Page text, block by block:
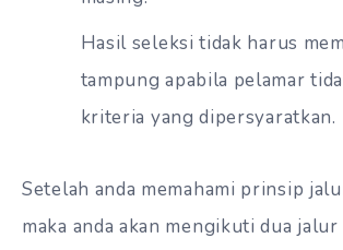
Hasil seleksi tidak harus
tampung apabila pelamar
kriteria yang dipersyaratkan.
Setelah anda memahami prinsip
maka anda akan mengikuti dua